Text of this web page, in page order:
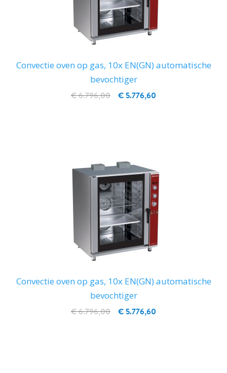
Convectie oven op gas, 10x EN(GN) automatische
bevochtiger
€ 5.776,60
€ 6.796,00
Convectie oven op gas, 10x EN(GN) automatische
bevochtiger
€ 5.776,60
€ 6.796,00